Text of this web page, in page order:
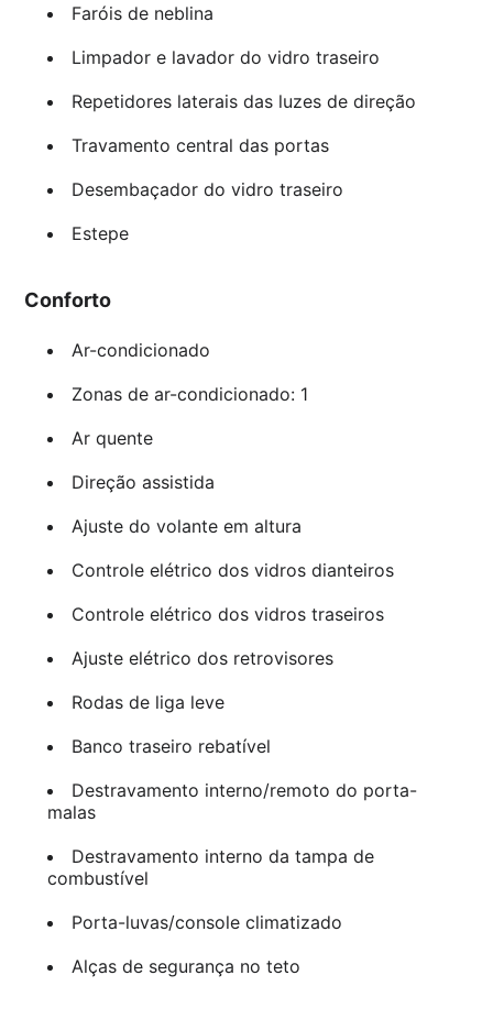
Faróis de neblina
Limpador e lavador do vidro traseiro
Repetidores laterais das luzes de direção
Travamento central das portas
Desembaçador do vidro traseiro
Estepe
Conforto
Ar-condicionado
Zonas de ar-condicionado: 1
Ar quente
Direção assistida
Ajuste do volante em altura
Controle elétrico dos vidros dianteiros
Controle elétrico dos vidros traseiros
Ajuste elétrico dos retrovisores
Rodas de liga leve
Banco traseiro rebatível
Destravamento interno/remoto do porta-
malas
Destravamento interno da tampa de
combustível
Porta-luvas/console climatizado
Alças de segurança no teto